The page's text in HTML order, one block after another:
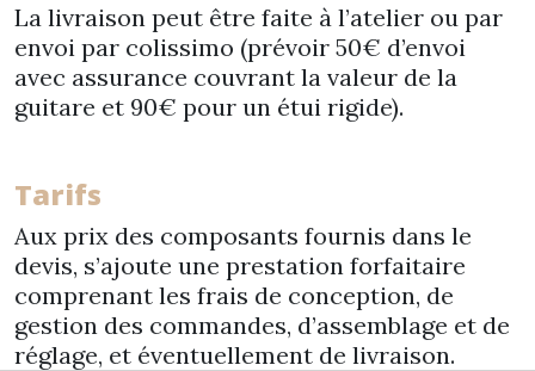
La livraison peut être faite à l’atelier ou par
envoi par colissimo (prévoir 50€ d’envoi
avec assurance couvrant la valeur de la
guitare et 90€ pour un étui rigide).
Tarifs
Aux prix des composants fournis dans le
devis, s’ajoute une prestation forfaitaire
comprenant les frais de conception, de
gestion des commandes, d’assemblage et de
réglage, et éventuellement de livraison.